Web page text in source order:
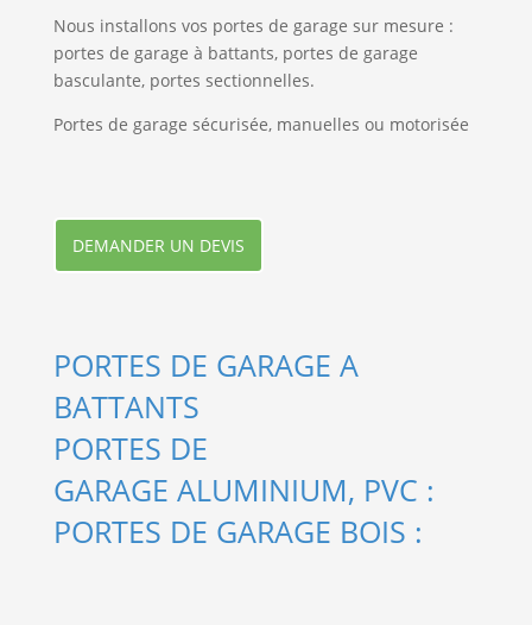
Nous installons vos portes de garage sur mesure :
portes de garage à battants, portes de garage
basculante, portes sectionnelles.
Portes de garage sécurisée, manuelles ou motorisée
DEMANDER UN DEVIS
PORTES DE GARAGE A
BATTANTS
PORTES DE
GARAGE ALUMINIUM, PVC :
PORTES DE GARAGE BOIS :